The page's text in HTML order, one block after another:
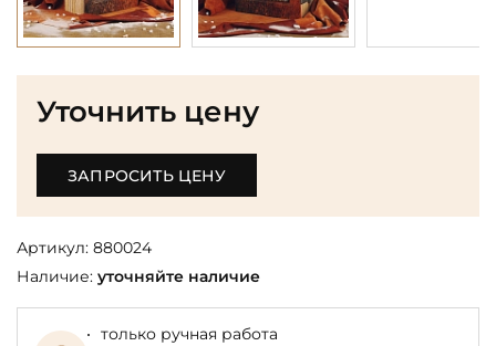
Уточнить цену
ЗАПРОСИТЬ ЦЕНУ
Артикул: 880024
Наличие: уточняйте наличие
только ручная работа